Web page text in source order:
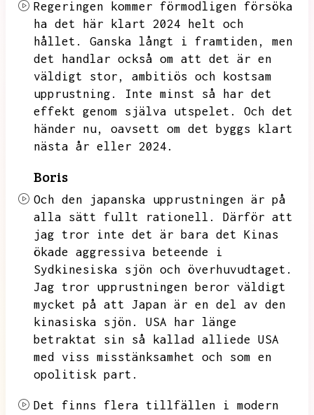
Regeringen kommer förmodligen försöka
ha det här klart 2024 helt och
hållet.
Ganska långt i framtiden,
men
det handlar också om att det är en
väldigt stor,
ambitiös och kostsam
upprustning.
Inte minst så har det
effekt genom själva utspelet.
Och det
händer nu,
oavsett om det byggs klart
nästa år eller 2024.
Boris
Och den japanska upprustningen är på
alla sätt fullt rationell.
Därför att
jag tror inte det är bara det Kinas
ökade aggressiva beteende i
Sydkinesiska sjön och överhuvudtaget.
Jag tror upprustningen beror väldigt
mycket på att Japan är en del av den
kinasiska sjön.
USA har länge
betraktat sin så kallad alliede USA
med viss misstänksamhet och som en
opolitisk part.
Det finns flera tillfällen i modern